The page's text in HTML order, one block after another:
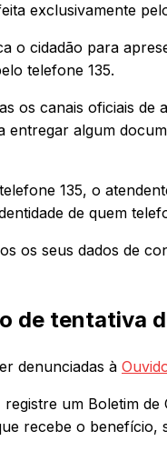
exclusivamente
o cidadão para
telefone 135.
os canais oficiais
entregar algum
135, o
de quem
os seus dados de
de tentativa
denunciadas à
um Boletim
recebe o benefício,